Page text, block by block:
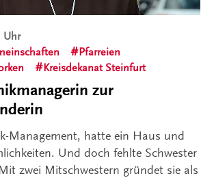
Uhr
Pfarreien
Kreisdekanat Steinfurt
zur
Management, hatte ein Haus und
Und doch fehlte Schwester
zwei Mitschwestern gründet sie als